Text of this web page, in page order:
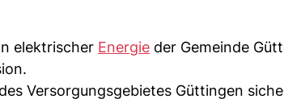
elektrischer Energie der Gemeinde
Versorgungsgebietes Güttingen